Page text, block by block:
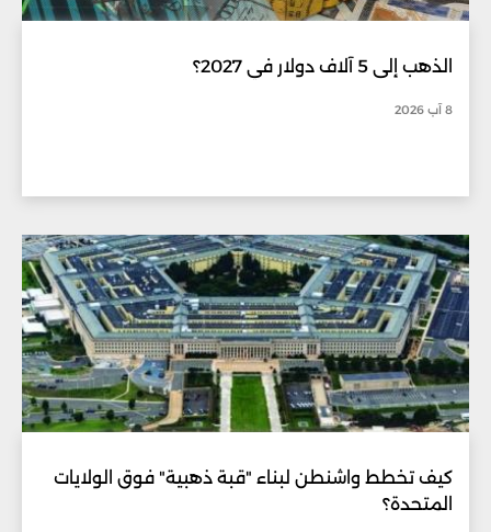
الذهب إلى 5 آلاف دولار في 2027؟
8 آب 2026
كيف تخطط واشنطن لبناء "قبة ذهبية" فوق الولايات
المتحدة؟